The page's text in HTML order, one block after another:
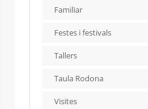
Familiar
Festes i festivals
Tallers
Taula Rodona
Visites